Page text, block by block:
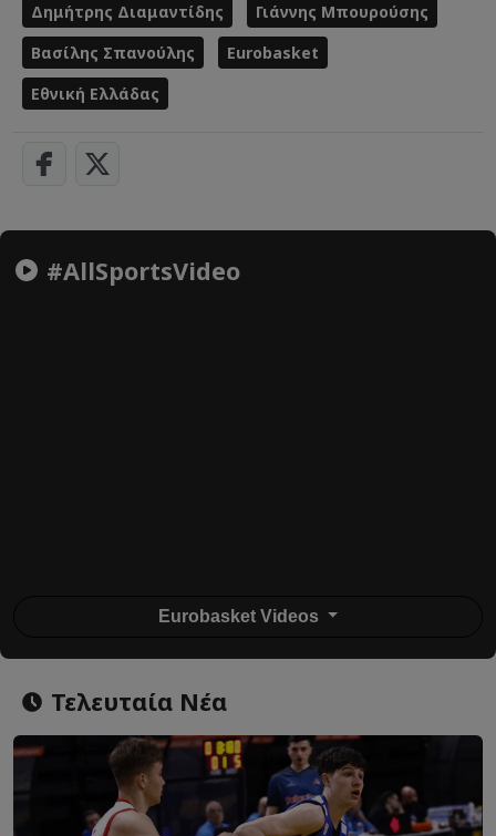
Δημήτρης Διαμαντίδης
Γιάννης Μπουρούσης
Βασίλης Σπανούλης
Eurobasket
Εθνική Ελλάδας
#AllSportsVideo
Eurobasket Videos
Τελευταία Νέα